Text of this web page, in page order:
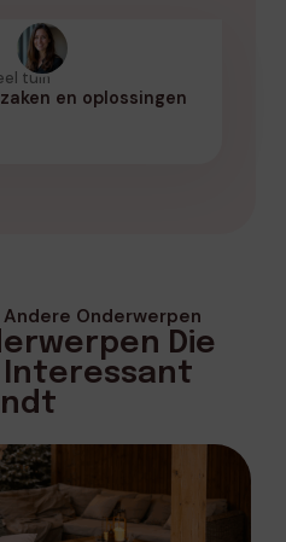
tuin
en oplossingen
Onderwerpen
Die
Interessant